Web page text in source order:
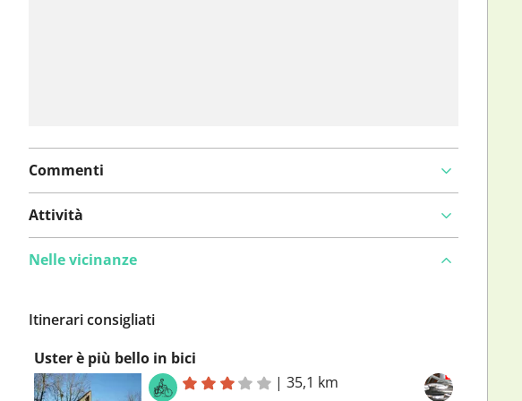
Commenti
Attività
Nelle vicinanze
Itinerari consigliati
Uster è più bello in bici
|35,1 km